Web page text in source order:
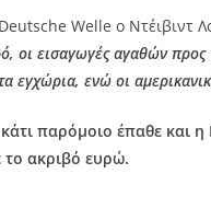
Welle ο Ντέιβιντ
οι εισαγωγές αγαθών προς
εγχώρια, ενώ οι
κάτι παρόμοιο έπαθε και
το ακριβό ευρώ.